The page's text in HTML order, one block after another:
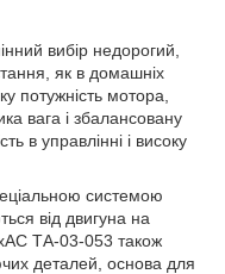
вибір недорогий,
як в домашніх
потужність мотора,
вага і збалансовану
в управлінні і високу
системою
від двигуна на
ТА-03-053 також
деталей, основа для